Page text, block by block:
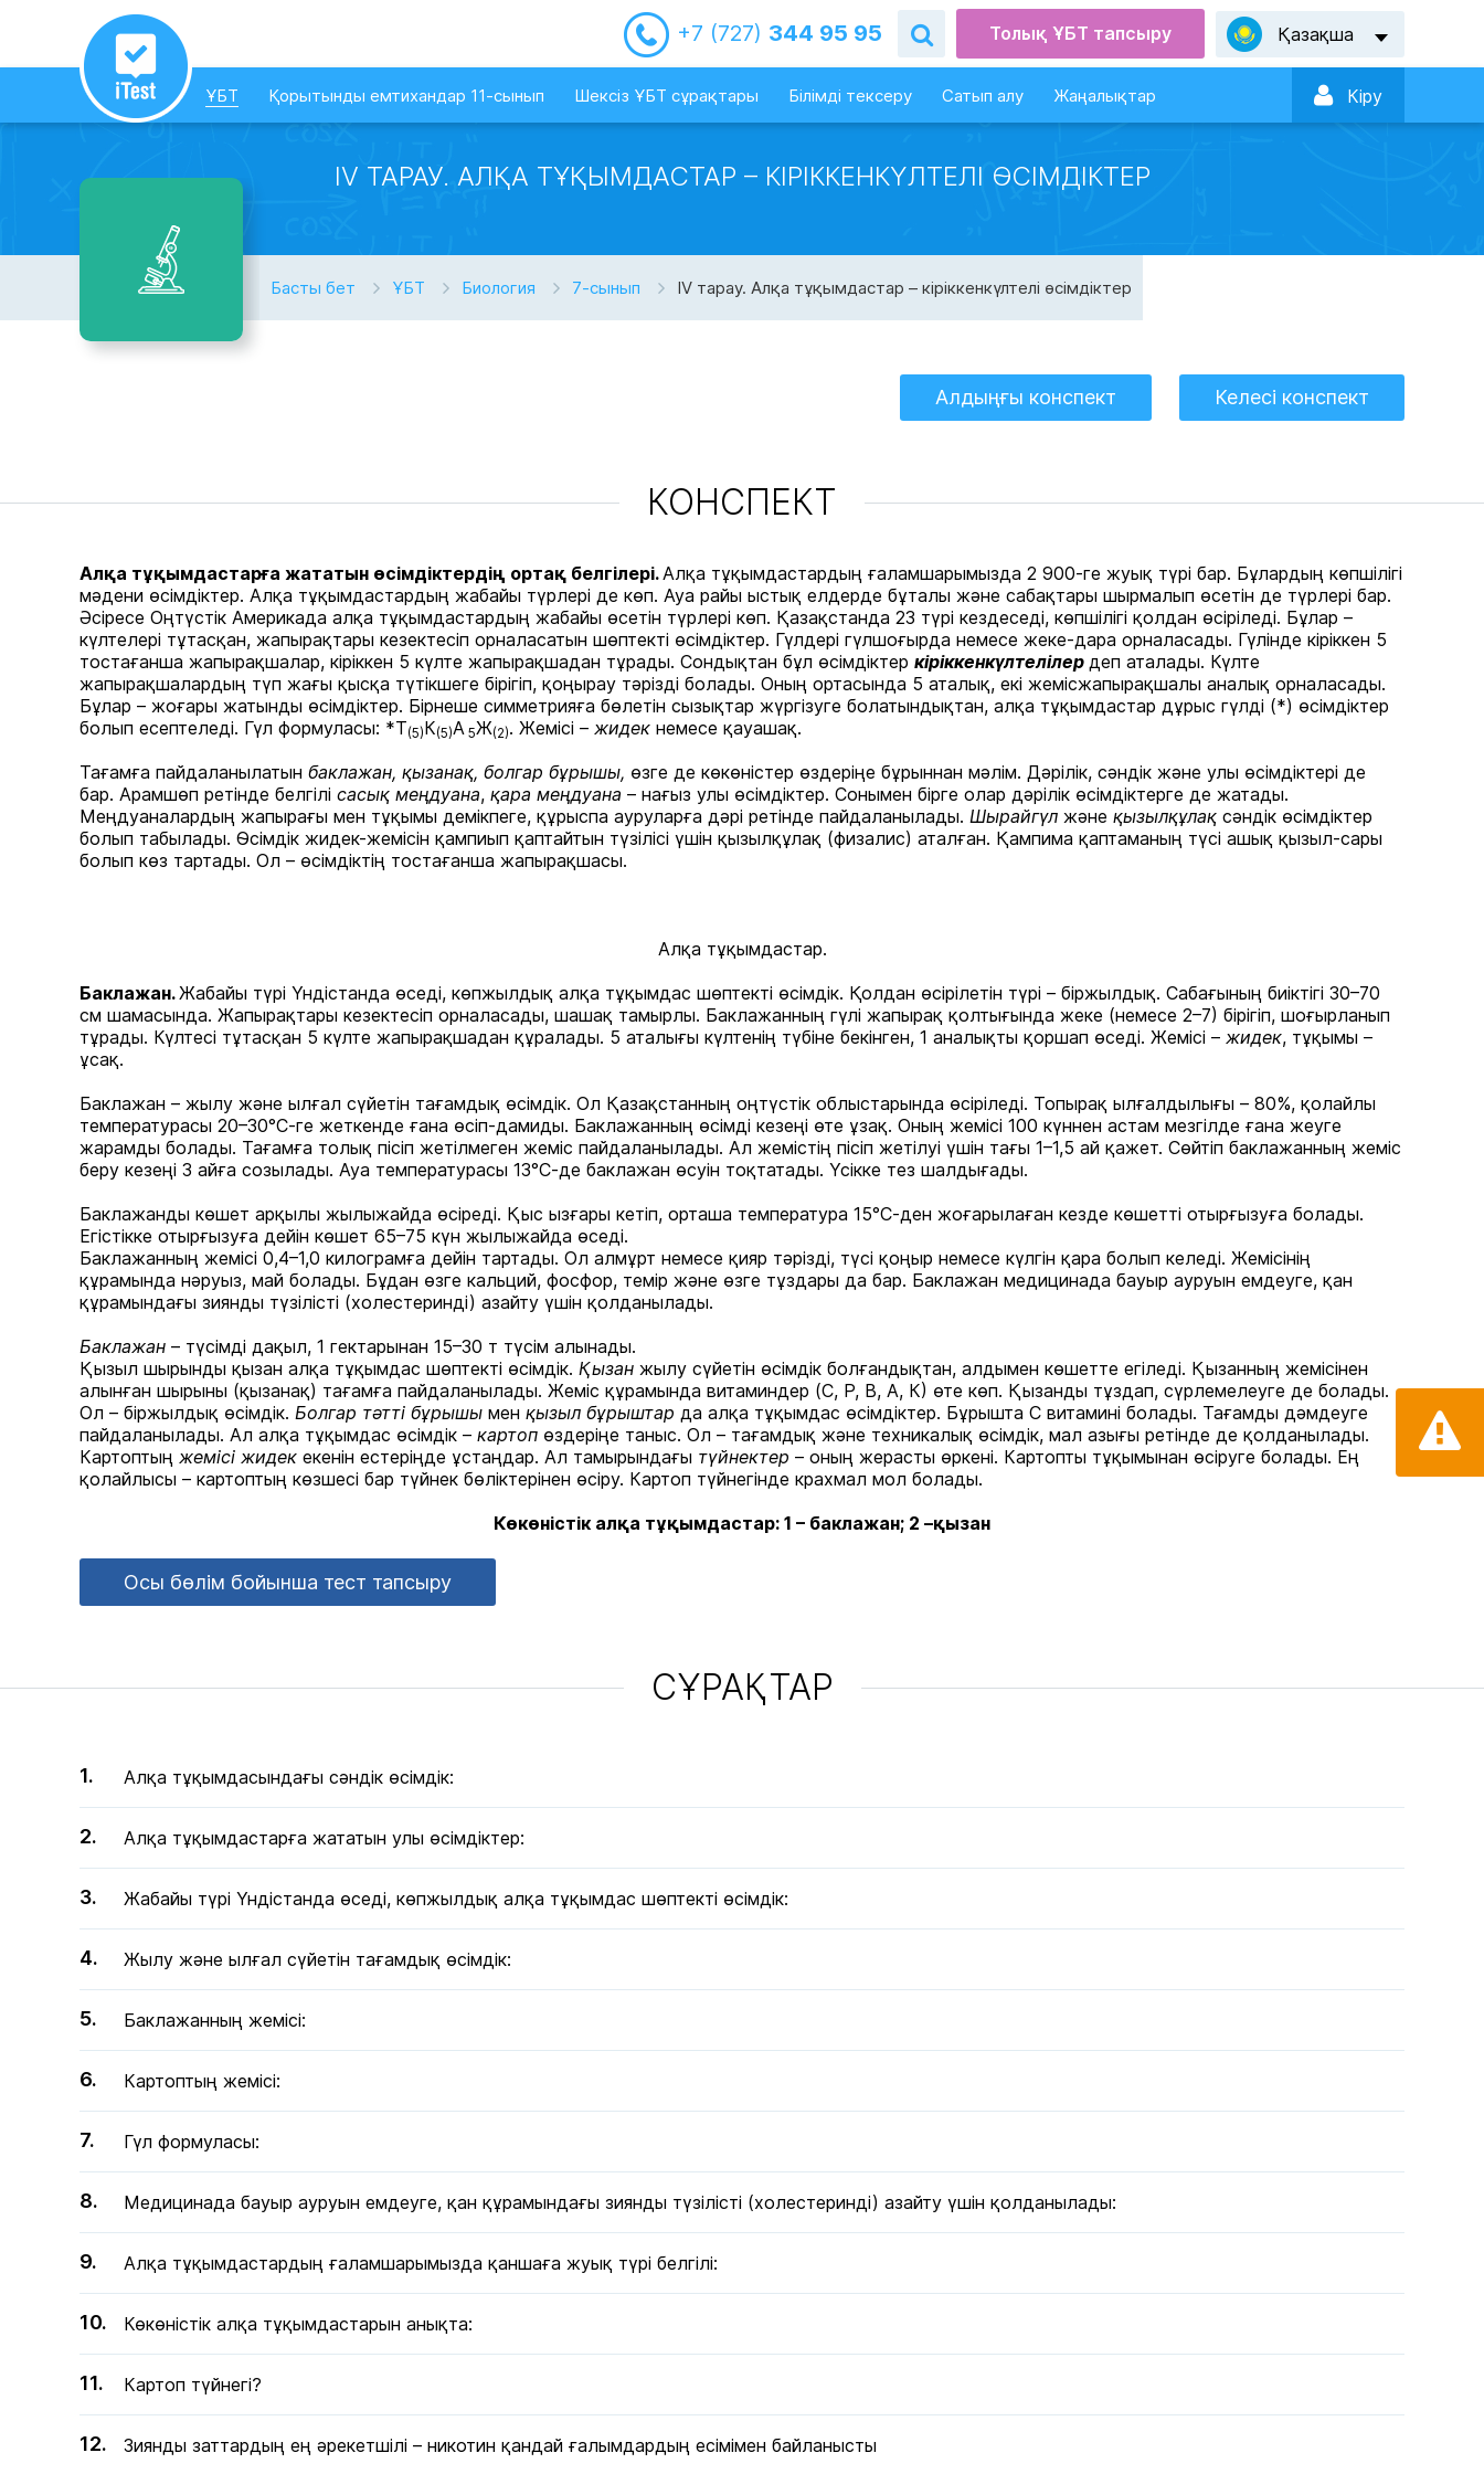
+7 (727) 344 95 95 Толық ҰБТ тапсыру Қазақша
ҰБТ Қорытынды емтихандар 11-сынып Шексіз ҰБТ сұрақтары Білімді тексеру Сатып алу Жаңалықтар  Кiру
IV ТАРАУ. АЛҚА ТҰҚЫМДАСТАР – КІРІККЕНКҮЛТЕЛІ ӨСІМДІКТЕР
Басты бет ҰБТ Биология 7-сынып IV тарау. Алқа тұқымдастар – кіріккенкүлтелі өсімдіктер
Алдыңғы конспект Келесі конспект
КОНСПЕКТ
Алқа тұқымдастарға жататын өсімдіктердің ортақ белгілері.Алқа тұқымдастардың ғаламшарымызда 2 900-ге жуық түрі бар. Бұлардың көпшілігі
мәдени өсімдіктер. Алқа тұқымдастардың жабайы түрлері де көп. Ауа райы ыстық елдерде бұталы және сабақтары шырмалып өсетін де түрлері бар.
Әсіресе Оңтүстік Америкада алқа тұқымдастардың жабайы өсетін түрлері көп. Қазақстанда 23 түрі кездеседі, көпшілігі қолдан өсіріледі. Бұлар –
күлтелері тұтасқан, жапырақтары кезектесіп орналасатын шөптекті өсімдіктер. Гүлдері гүлшоғырда немесе жеке-дара орналасады. Гүлінде кіріккен 5
тостағанша жапырақшалар, кіріккен 5 күлте жапырақшадан тұрады. Сондықтан бұл өсімдіктер кіріккенкүлтелілер деп аталады. Күлте
жапырақшалардың түп жағы қысқа түтікшеге бірігіп, қоңырау тәрізді болады. Оның ортасында 5 аталық, екі жемісжапырақшалы аналық орналасады.
Бұлар – жоғары жатынды өсімдіктер. Бірнеше симметрияға бөлетін сызықтар жүргізуге болатындықтан, алқа тұқымдастар дұрыс гүлді (*) өсімдіктер
болып есептеледі. Гүл формуласы: *Т(5)К(5)А 5Ж(2). Жемісі – жидек немесе қауашақ.
Тағамға пайдаланылатын баклажан, қызанақ, болгар бұрышы, өзге де көкөністер өздеріңе бұрыннан мәлім. Дәрілік, сәндік және улы өсімдіктері де
бар. Арамшөп ретінде белгілі сасық меңдуана, қара меңдуана – нағыз улы өсімдіктер. Сонымен бірге олар дәрілік өсімдіктерге де жатады.
Меңдуаналардың жапырағы мен тұқымы демікпеге, құрыспа ауруларға дәрі ретінде пайдаланылады. Шырайгүл және қызылқұлақ сәндік өсімдіктер
болып табылады. Өсімдік жидек-жемісін қампиып қаптайтын түзілісі үшін қызылқұлақ (физалис) аталған. Қампима қаптаманың түсі ашық қызыл-сары
болып көз тартады. Ол – өсімдіктің тостағанша жапырақшасы.
Алқа тұқымдастар.
Баклажан.Жабайы түрі Үндістанда өседі, көпжылдық алқа тұқымдас шөптекті өсімдік. Қолдан өсірілетін түрі – біржылдық. Сабағының биіктігі 30–70
см шамасында. Жапырақтары кезектесіп орналасады, шашақ тамырлы. Баклажанның гүлі жапырақ қолтығында жеке (немесе 2–7) бірігіп, шоғырланып
тұрады. Күлтесі тұтасқан 5 күлте жапырақшадан құралады. 5 аталығы күлтенің түбіне бекінген, 1 аналықты қоршап өседі. Жемісі – жидек, тұқымы –
ұсақ.
Баклажан – жылу және ылғал сүйетін тағамдық өсімдік. Ол Қазақстанның оңтүстік облыстарында өсіріледі. Топырақ ылғалдылығы – 80%, қолайлы
температурасы 20–30°С-ге жеткенде ғана өсіп-дамиды. Баклажанның өсімді кезеңі өте ұзақ. Оның жемісі 100 күннен астам мезгілде ғана жеуге
жарамды болады. Тағамға толық пісіп жетілмеген жеміс пайдаланылады. Ал жемістің пісіп жетілуі үшін тағы 1–1,5 ай қажет. Сөйтіп баклажанның жеміс
беру кезеңі 3 айға созылады. Ауа температурасы 13°С-де баклажан өсуін тоқтатады. Үсікке тез шалдығады.
Баклажанды көшет арқылы жылыжайда өсіреді. Қыс ызғары кетіп, орташа температура 15°С-ден жоғарылаған кезде көшетті отырғызуға болады.
Егістікке отырғызуға дейін көшет 65–75 күн жылыжайда өседі.
Баклажанның жемісі 0,4–1,0 килограмға дейін тартады. Ол алмұрт немесе қияр тәрізді, түсі қоңыр немесе күлгін қара болып келеді. Жемісінің
құрамында нәруыз, май болады. Бұдан өзге кальций, фосфор, темір және өзге тұздары да бар. Баклажан медицинада бауыр ауруын емдеуге, қан
құрамындағы зиянды түзілісті (холестеринді) азайту үшін қолданылады.
Баклажан – түсімді дақыл, 1 гектарынан 15–30 т түсім алынады.
Қызыл шырынды қызан алқа тұқымдас шөптекті өсімдік. Қызан жылу сүйетін өсімдік болғандықтан, алдымен көшетте егіледі. Қызанның жемісінен
алынған шырыны (қызанақ) тағамға пайдаланылады. Жеміс құрамында витаминдер (С, Р, В, А, К) өте көп. Қызанды тұздап, сүрлемелеуге де болады.
Ол – біржылдық өсімдік. Болгар тәтті бұрышы мен қызыл бұрыштар да алқа тұқымдас өсімдіктер. Бұрышта С витамині болады. Тағамды дәмдеуге
пайдаланылады. Ал алқа тұқымдас өсімдік – картоп өздеріңе таныс. Ол – тағамдық және техникалық өсімдік, мал азығы ретінде де қолданылады.
Картоптың жемісі жидек екенін естеріңде ұстаңдар. Ал тамырындағы түйнектер – оның жерасты өркені. Картопты тұқымынан өсіруге болады. Ең
қолайлысы – картоптың көзшесі бар түйнек бөліктерінен өсіру. Картоп түйнегінде крахмал мол болады.
Көкөністік алқа тұқымдастар: 1 – баклажан; 2 –қызан
Осы бөлім бойынша тест тапсыру
СҰРАҚТАР
Алқа тұқымдасындағы сәндік өсімдік:
Алқа тұқымдастарға жататын улы өсімдіктер:
Жабайы түрі Үндістанда өседі, көпжылдық алқа тұқымдас шөптекті өсімдік:
Жылу және ылғал сүйетін тағамдық өсімдік:
Баклажанның жемісі:
Картоптың жемісі:
Гүл формуласы:
Медицинада бауыр ауруын емдеуге, қан құрамындағы зиянды түзілісті (холестеринді) азайту үшін қолданылады:
Алқа тұқымдастардың ғаламшарымызда қаншаға жуық түрі белгілі:
Көкөністік алқа тұқымдастарын анықта:
Картоп түйнегі?
Зиянды заттардың ең әрекетшілі – никотин қандай ғалымдардың есімімен байланысты